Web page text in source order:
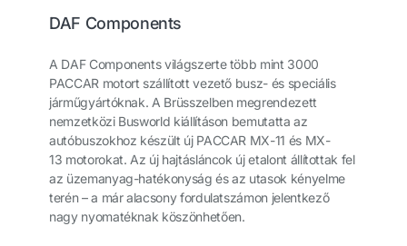
DAF Components
A DAF Components világszerte több mint 3000
PACCAR motort szállított vezető busz- és speciális
járműgyártóknak. A Brüsszelben megrendezett
nemzetközi Busworld kiállításon bemutatta az
autóbuszokhoz készült új PACCAR MX-11 és MX-
13 motorokat. Az új hajtásláncok új etalont állítottak fel
az üzemanyag-hatékonyság és az utasok kényelme
terén – a már alacsony fordulatszámon jelentkező
nagy nyomatéknak köszönhetően.